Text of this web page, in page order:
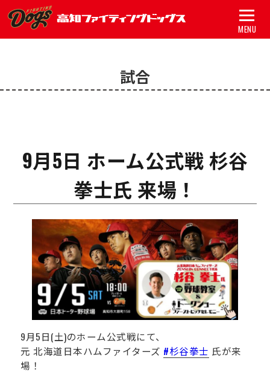
試合
9月5日 ホーム公式戦 杉谷
拳士氏 来場！
9月5日(土)のホーム公式戦にて、
元 北海道日本ハムファイターズ #杉谷拳士 氏が来
場！
MENU
試合
アカデミー
初心者ガイド
新着情報
運営会社